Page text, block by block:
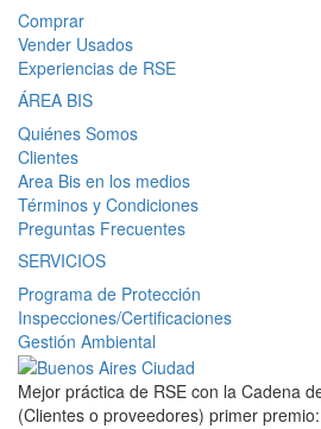
Comprar
Vender Usados
Experiencias de RSE
ÁREA BIS
Quiénes Somos
Clientes
Area Bis en los medios
Términos y Condiciones
Preguntas Frecuentes
SERVICIOS
Programa de Protección
Inspecciones/Certificaciones
Gestión Ambiental
Mejor práctica de RSE con la Cadena
(Clientes o proveedores) primer